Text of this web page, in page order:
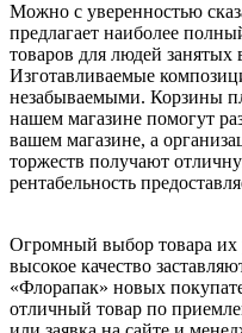
Можно с уверенностью
предлагает наиболее
товаров для людей занятых
Изготавливаемые
незабываемыми. Корзины
нашем магазине помогут
вашем магазине, а
торжеств получают
рентабельность
Огромный выбор товара их
высокое качество
«Флорапак» новых
отличный товар по